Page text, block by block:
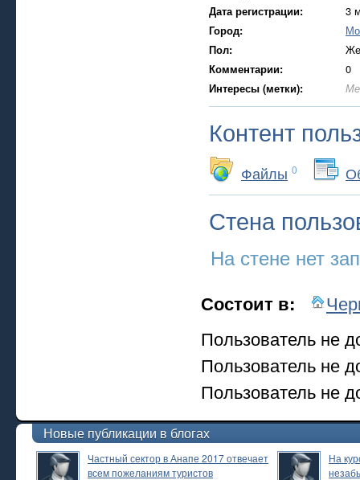
Дата регистрации:
3
Город:
Пол:
Комментарии:
0
Интересы (метки):
Контент
Файлы 0
Стена
На стене нет
Состоит в:
Пользователь не
Пользователь не
Пользователь не
Новые публикации в блогах
Частный сектор в Анапе 2017 отвечает
всем пожеланиям туристов
На